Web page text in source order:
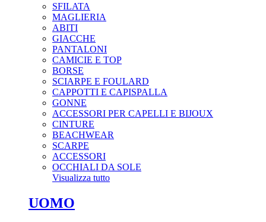
SFILATA
MAGLIERIA
ABITI
GIACCHE
PANTALONI
CAMICIE E TOP
BORSE
SCIARPE E FOULARD
CAPPOTTI E CAPISPALLA
GONNE
ACCESSORI PER CAPELLI E BIJOUX
CINTURE
BEACHWEAR
SCARPE
ACCESSORI
OCCHIALI DA SOLE
Visualizza tutto
UOMO